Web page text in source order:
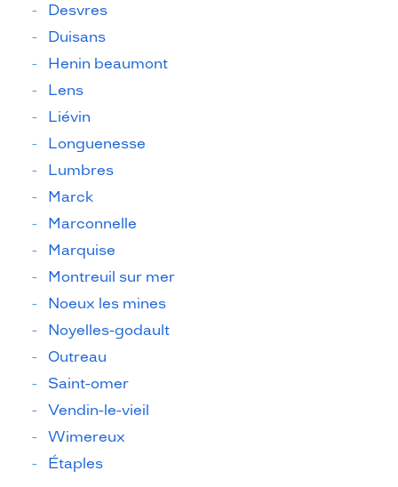
Desvres
Duisans
Henin beaumont
Lens
Liévin
Longuenesse
Lumbres
Marck
Marconnelle
Marquise
Montreuil sur mer
Noeux les mines
Noyelles-godault
Outreau
Saint-omer
Vendin-le-vieil
Wimereux
Étaples